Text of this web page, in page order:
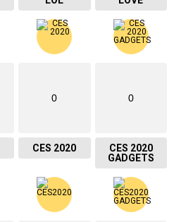
0
CES 2020
0
CES 2020
GADGETS